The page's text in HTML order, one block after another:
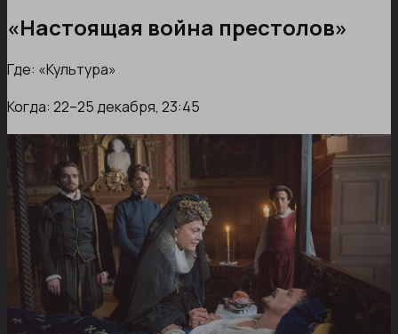
«Настоящая война престолов»
Где: «Культура»
Когда: 22–25 декабря, 23:45